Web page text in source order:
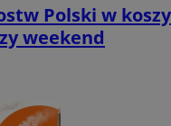
Polski w
weekend